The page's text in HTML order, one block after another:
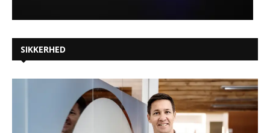
SIKKERHED